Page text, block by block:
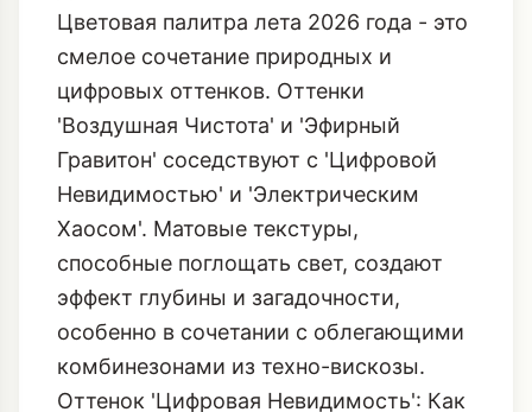
Цветовая палитра лета 2026 года - это
смелое сочетание природных и
цифровых оттенков. Оттенки
'Воздушная Чистота' и 'Эфирный
Гравитон' соседствуют с 'Цифровой
Невидимостью' и 'Электрическим
Хаосом'. Матовые текстуры,
способные поглощать свет, создают
эффект глубины и загадочности,
особенно в сочетании с облегающими
комбинезонами из техно-вискозы.
Оттенок 'Цифровая Невидимость': Как